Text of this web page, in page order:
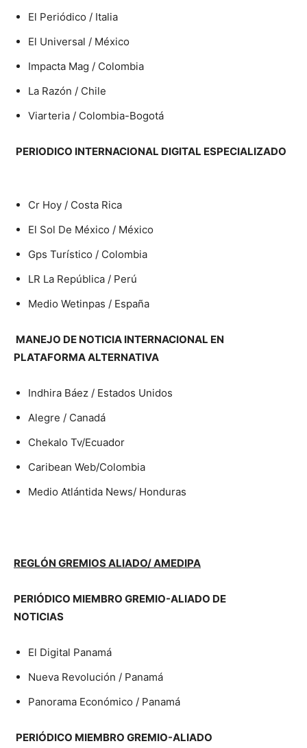
El Periódico / Italia
El Universal / México
Impacta Mag / Colombia
La Razón / Chile
Viarteria / Colombia-Bogotá
PERIODICO INTERNACIONAL DIGITAL ESPECIALIZADO
Cr Hoy / Costa Rica
El Sol De México / México
Gps Turístico / Colombia
LR La República / Perú
Medio Wetinpas / España
MANEJO DE NOTICIA INTERNACIONAL EN
PLATAFORMA ALTERNATIVA
Indhira Báez / Estados Unidos
Alegre / Canadá
Chekalo Tv/Ecuador
Caribean Web/Colombia
Medio Atlántida News/ Honduras
REGLÓN GREMIOS ALIADO/ AMEDIPA
PERIÓDICO MIEMBRO GREMIO-ALIADO DE
NOTICIAS
El Digital Panamá
Nueva Revolución / Panamá
Panorama Económico / Panamá
PERIÓDICO MIEMBRO GREMIO-ALIADO